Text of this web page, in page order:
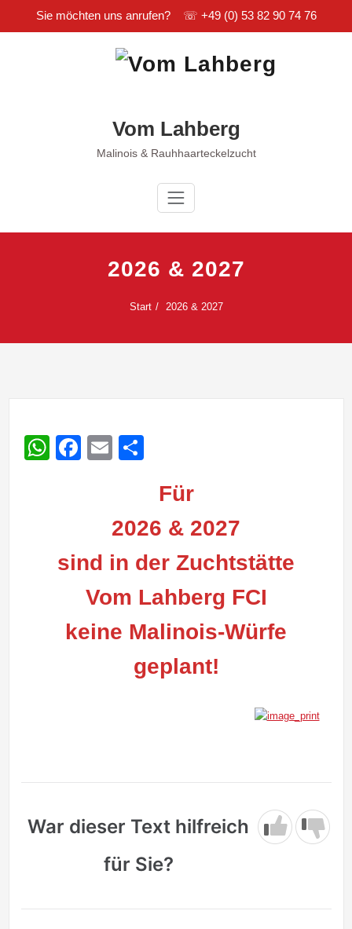
Sie möchten uns anrufen? ☏ +49 (0) 53 82 90 74 76
Vom Lahberg
Malinois & Rauhhaarteckelzucht
2026 & 2027
Start 2026 & 2027
WhatsApp
Facebook
Email
Für
2026 & 2027
sind in der Zuchtstätte
Vom Lahberg FCI
keine Malinois-Würfe
geplant!
War dieser Text hilfreich
für Sie?